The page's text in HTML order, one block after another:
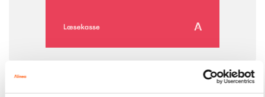
Læsekasser
Læs sammen i udskolingen
5.118,00 kr.